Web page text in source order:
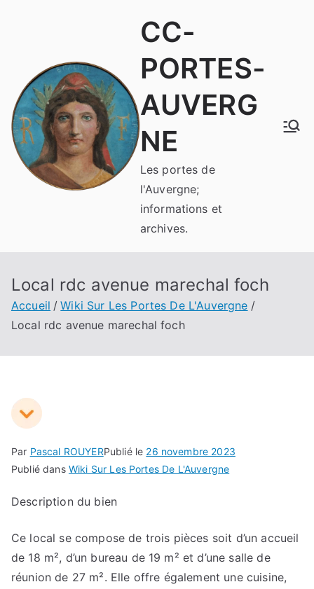
CC-
PORTES-
AUVERG
NE
Les portes de
l'Auvergne;
informations et
archives.
Local rdc avenue marechal foch
Accueil
Wiki Sur Les Portes De L'Auvergne
Local rdc avenue marechal foch
Par Pascal ROUYERPublié le 26 novembre 2023
Publié dans Wiki Sur Les Portes De L'Auvergne
Description du bien
Ce local se compose de trois pièces soit d’un accueil
de 18 m², d’un bureau de 19 m² et d’une salle de
réunion de 27 m². Elle offre également une cuisine,